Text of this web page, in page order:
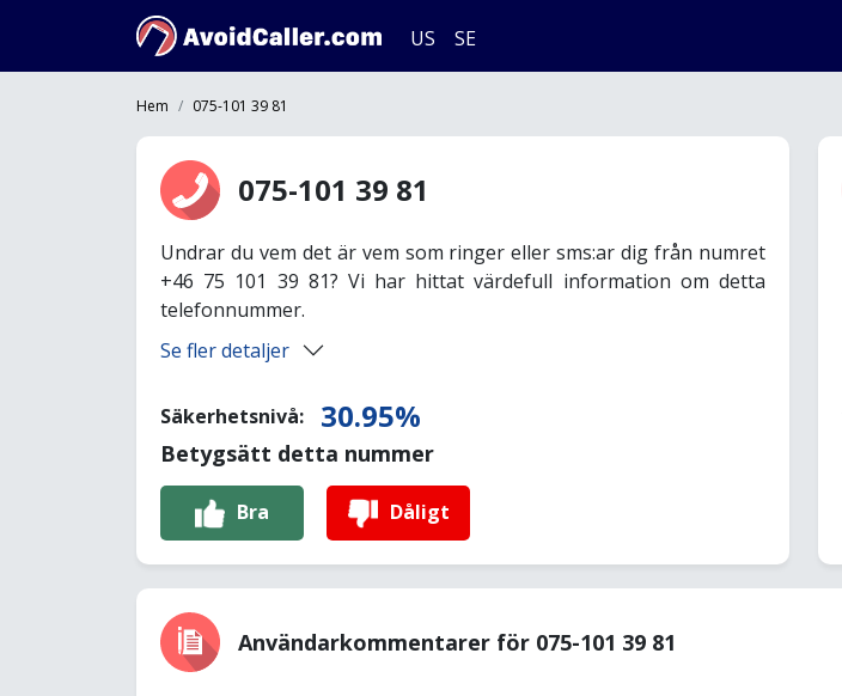
US SE
Hem 075-101 39 81
075-101 39 81
Undrar du vem det är vem som ringer eller sms:ar dig från numret
+46 75 101 39 81? Vi har hittat värdefull information om detta
telefonnummer.
Se fler detaljer
Säkerhetsnivå: 30.95%
Betygsätt detta nummer
Bra Dåligt
Användarkommentarer för 075-101 39 81